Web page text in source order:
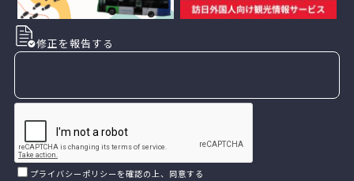
修正を報告する
プライバシーポリシーを確認の上、同意する